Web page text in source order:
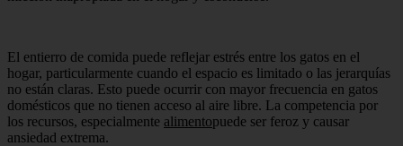
El entierro de comida puede reflejar estrés entre los gatos en el
hogar, particularmente cuando el espacio es limitado o las jerarquías
no están claras. Esto puede ocurrir con mayor frecuencia en gatos
domésticos que no tienen acceso al aire libre. La competencia por
los recursos, especialmente alimentopuede ser feroz y causar
ansiedad extrema.